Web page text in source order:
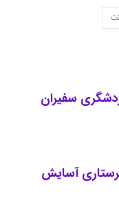
سفیران
آسایش